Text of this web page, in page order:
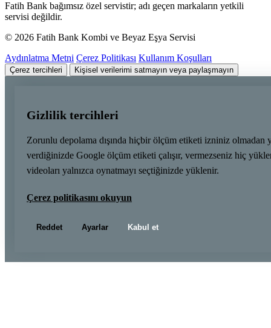
Fatih Bank bağımsız özel servistir; adı geçen markaların yetkili
servisi değildir.
© 2026 Fatih Bank Kombi ve Beyaz Eşya Servisi
Aydınlatma Metni Çerez Politikası Kullanım Koşulları
Çerez tercihleri Kişisel verilerimi satmayın veya paylaşmayın
Gizlilik tercihleri
Zorunlu depolama dışında hiçbir ölçüm etiketi izniniz olmadan
verdiğinizde Google ölçüm etiketi çalışır, vermezseniz hiç
videoları yalnızca oynatmayı seçtiğinizde yüklenir.
Çerez politikasını okuyun
Reddet Ayarlar Kabul et